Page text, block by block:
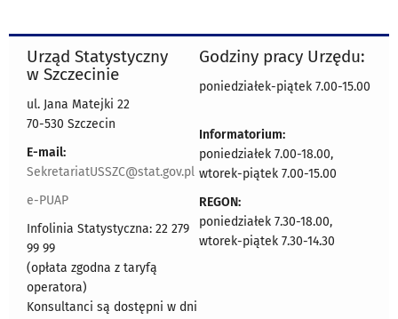
Urząd Statystyczny
w Szczecinie
ul. Jana Matejki 22
70-530 Szczecin
E-mail:
SekretariatUSSZC@stat.gov.pl
e-PUAP
Infolinia Statystyczna: 22 279
99 99
(opłata zgodna z taryfą
operatora)
Konsultanci są dostępni w dni
Godziny pracy Urzędu:
poniedziałek-piątek 7.00-15.00
Informatorium:
poniedziałek 7.00-18.00,
wtorek-piątek 7.00-15.00
REGON:
poniedziałek 7.30-18.00,
wtorek-piątek 7.30-14.30